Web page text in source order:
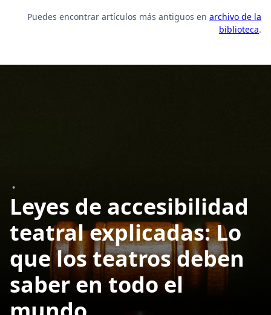
Puedes encontrar artículos más antiguos en archivo de la
biblioteca.
•
Leyes de accesibilidad
teatral explicadas: Lo
que los teatros deben
saber en todo el